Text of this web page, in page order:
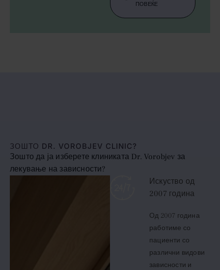
ПОВЕЌЕ
ЗОШТО DR. VOROBJEV CLINIC?
Зошто да ја изберете клиниката Dr. Vorobjev за
лекување на зависности?
Искуство од
2007 година
Од 2007 година
работиме со
пациенти со
различни видови
зависности и